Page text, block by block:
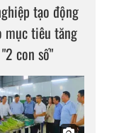
tạo động
mục tiêu tăng
con số"